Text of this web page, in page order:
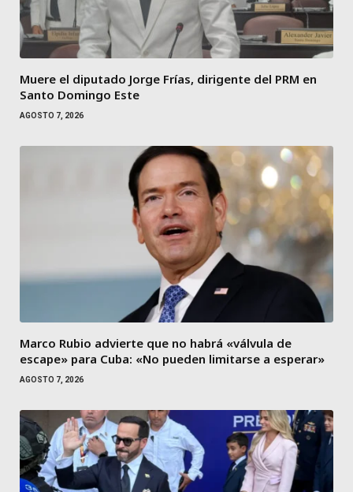
Muere el diputado Jorge Frías, dirigente del PRM en
Santo Domingo Este
AGOSTO 7, 2026
Marco Rubio advierte que no habrá «válvula de
escape» para Cuba: «No pueden limitarse a esperar»
AGOSTO 7, 2026